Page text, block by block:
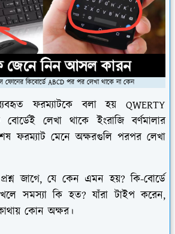
ফোনের কিবোর্ডে ABCD পর পর লেখা থাকে না কেন
ফরম্যাটকে বলা হয় QWERTY
লেখা থাকে ইংরাজি বর্ণমালার
ফরম‍্যাট মেনে অক্ষরগুলি পরপর লেখা
জাগে, যে কেন এমন হয়? কি-বোর্ডে
সমস‍্যা কি হত? যাঁরা টাইপ করেন,
কোন অক্ষর।